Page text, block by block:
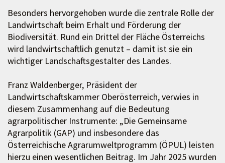
Besonders hervorgehoben wurde die zentrale Rolle der
Landwirtschaft beim Erhalt und Förderung der
Biodiversität. Rund ein Drittel der Fläche Österreichs
wird landwirtschaftlich genutzt – damit ist sie ein
wichtiger Landschaftsgestalter des Landes.
Franz Waldenberger, Präsident der
Landwirtschaftskammer Oberösterreich, verwies in
diesem Zusammenhang auf die Bedeutung
agrarpolitischer Instrumente: „Die Gemeinsame
Agrarpolitik (GAP) und insbesondere das
Österreichische Agrarumweltprogramm (ÖPUL) leisten
hierzu einen wesentlichen Beitrag. Im Jahr 2025 wurden